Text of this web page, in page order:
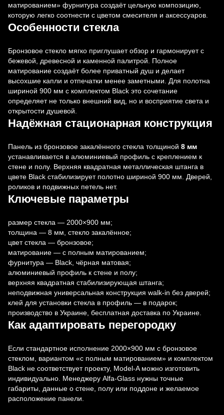
матированием» фурнитура создаёт цельную композицию,
которую легко соотнести с цветом смесителя и аксессуаров.
Особенности стекла
Бронзовое стекло мягко приглушает обзор и гармонирует с
бежевой, древесной и каменной палитрой. Полное
матирование создаёт более приватный душ и делает
высохшие капли и отпечатки менее заметными. Для полотна
шириной 900 мм с комплектом Black это сочетание
определяет не только внешний вид, но и восприятие света и
открытости душевой.
Надёжная стационарная конструкция
Панель из бронзовое закалённого стекла толщиной 8 мм
устанавливается в алюминиевый профиль с креплением к
стене и полу. Верхняя квадратная металлическая штанга в
цвете Black стабилизирует полотно шириной 900 мм. Дверей,
роликов и подвижных петель нет.
Ключевые параметры
размер стекла — 2000×900 мм;
толщина — 8 мм, стекло закалённое;
цвет стекла — бронзовое;
матирование — с полным матированием;
фурнитура — Black, чёрная матовая;
алюминиевый профиль к стене и полу;
верхняя квадратная стабилизирующая штанга;
неподвижная универсальная конструкция walk-in без дверей;
клей для установки стекла в профиль — в подарок;
производство в Украине, бесплатная доставка по Украине.
Как адаптировать перегородку
Если стандартное исполнение 2000×900 мм с бронзовое
стеклом, вариантом «с полным матированием» и комплектом
Black не соответствует проекту, Model-A можно изготовить
индивидуально. Менеджеру Alfa-Glass нужны точные
габариты, данные о стене, полу или поддоне и желаемое
расположение панели.